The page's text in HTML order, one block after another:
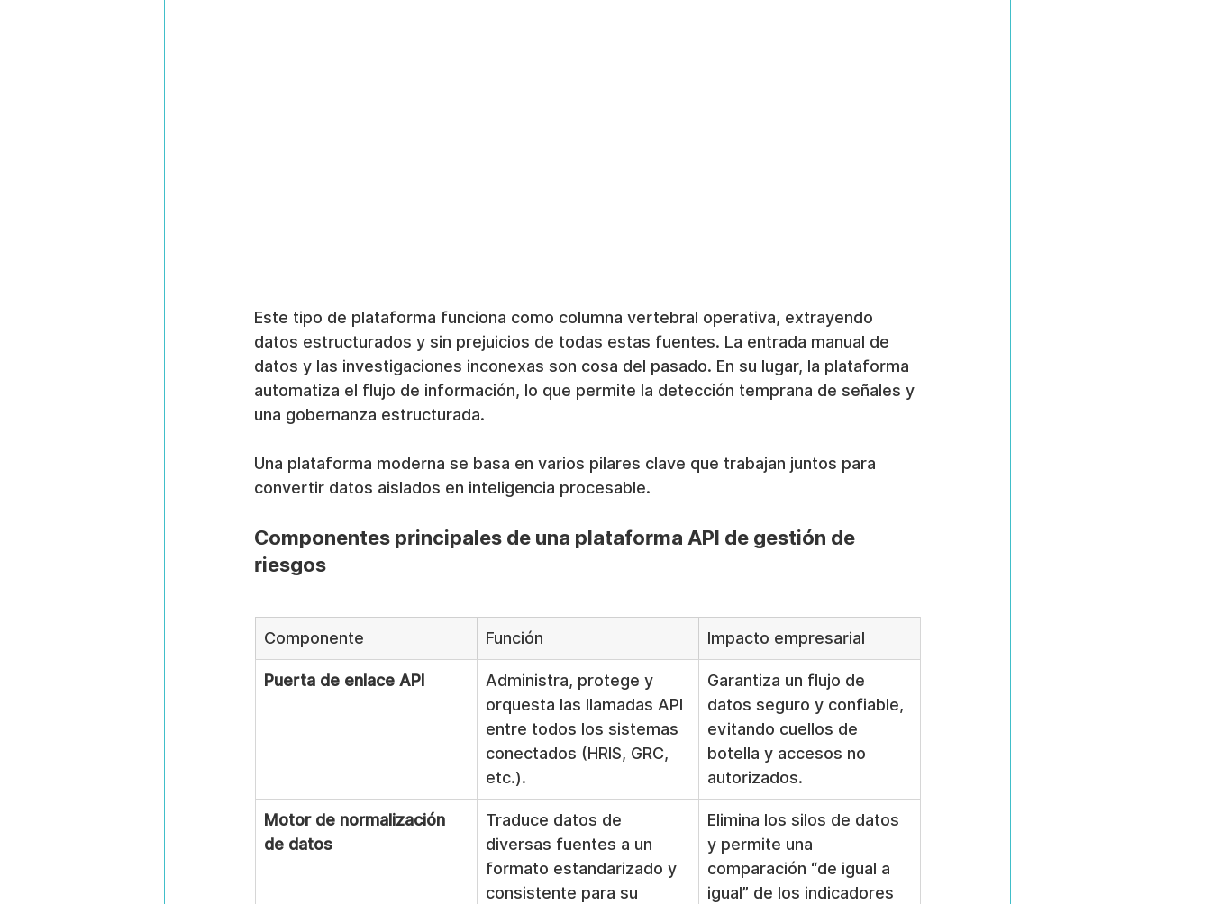
Este tipo de plataforma funciona como columna vertebral operativa, extrayendo
datos estructurados y sin prejuicios de todas estas fuentes. La entrada manual de
datos y las investigaciones inconexas son cosa del pasado. En su lugar, la plataforma
automatiza el flujo de información, lo que permite la detección temprana de señales y
una gobernanza estructurada.
Una plataforma moderna se basa en varios pilares clave que trabajan juntos para
convertir datos aislados en inteligencia procesable.
Componentes principales de una plataforma API de gestión de
riesgos
Componente Función Impacto empresarial
Puerta de enlace API
Administra, protege y
orquesta las llamadas API
entre todos los sistemas
conectados (HRIS, GRC,
etc.).
Garantiza un flujo de
datos seguro y confiable,
evitando cuellos de
botella y accesos no
autorizados.
Motor de normalización
de datos
Traduce datos de
diversas fuentes a un
formato estandarizado y
consistente para su
Elimina los silos de datos
y permite una
comparación “de igual a
igual” de los indicadores